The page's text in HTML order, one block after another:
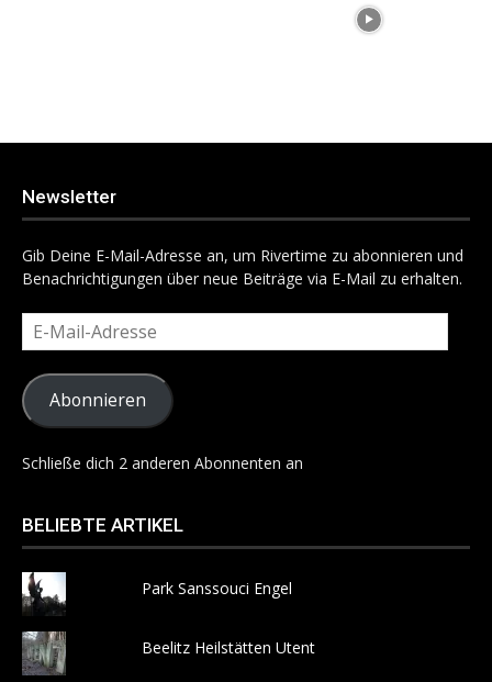
Newsletter
Gib Deine E-Mail-Adresse an, um Rivertime zu abonnieren und
Benachrichtigungen über neue Beiträge via E-Mail zu erhalten.
E-
Mail-
Adresse
Abonnieren
Schließe dich 2 anderen Abonnenten an
BELIEBTE ARTIKEL
Park Sanssouci Engel
Beelitz Heilstätten Utent